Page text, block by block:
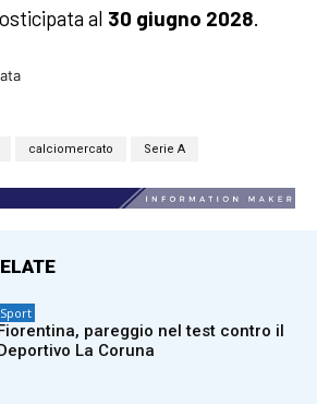
al 30 giugno 2028.
calciomercato Serie A
Sport
Fiorentina, pareggio nel test contro il
Deportivo La Coruna